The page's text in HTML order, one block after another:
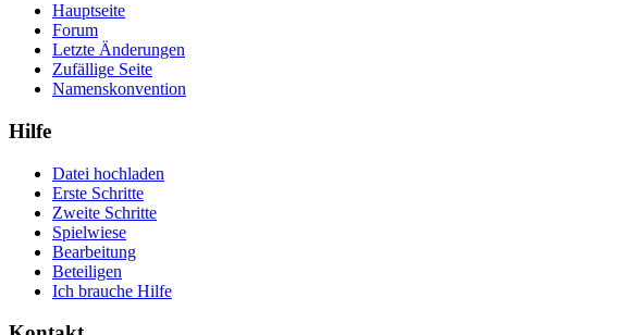
Hauptseite
Forum
Letzte Änderungen
Zufällige Seite
Namenskonvention
Hilfe
Datei hochladen
Erste Schritte
Zweite Schritte
Spielwiese
Bearbeitung
Beteiligen
Ich brauche Hilfe